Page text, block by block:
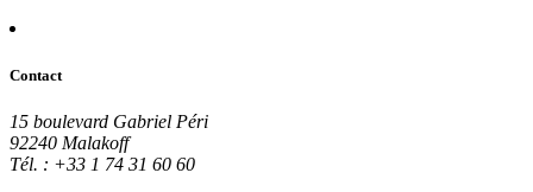
Contact
15 boulevard Gabriel Péri
92240 Malakoff
Tél. : +33 1 74 31 60 60